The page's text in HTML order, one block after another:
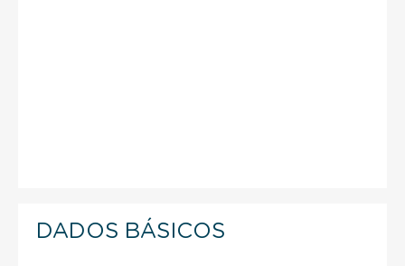
DADOS BÁSICOS